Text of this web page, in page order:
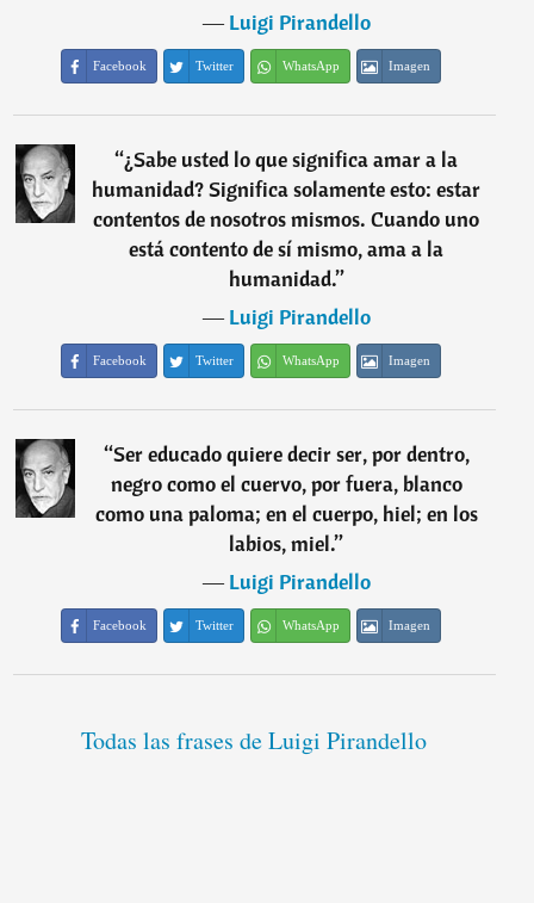
―Luigi Pirandello
Facebook Twitter WhatsApp Imagen
“¿Sabe usted lo que significa amar a la
humanidad? Significa solamente esto: estar
contentos de nosotros mismos. Cuando uno
está contento de sí mismo, ama a la
humanidad.”
―Luigi Pirandello
Facebook Twitter WhatsApp Imagen
“Ser educado quiere decir ser, por dentro,
negro como el cuervo, por fuera, blanco
como una paloma; en el cuerpo, hiel; en los
labios, miel.”
―Luigi Pirandello
Facebook Twitter WhatsApp Imagen
Todas las frases de Luigi Pirandello